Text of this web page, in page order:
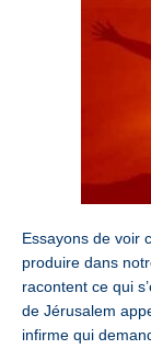
Essayons de voir
produire dans
racontent ce qui
de Jérusalem
infirme qui